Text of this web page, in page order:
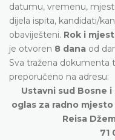
datumu, vremenu,
dijela ispita, kandidati/
obaviješteni. Rok i
je otvoren 8 dana od
Sva tražena
preporučeno na adresu:
Ustavni sud Bosne i
oglas za radno
Reisa
71